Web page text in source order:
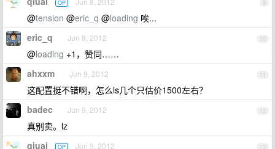
9
OP
@tension @eric_q @loading 唉...
10
eric_q Jun 8, 2012
@loading +1，赞同……
11
ahxxm Jun 9, 2012
这配置挺不错啊，怎么ls几个只估价1500左右？
12
badec Jun 9, 2012
真别卖。lz
13
qiuai OP Jun 9, 2012